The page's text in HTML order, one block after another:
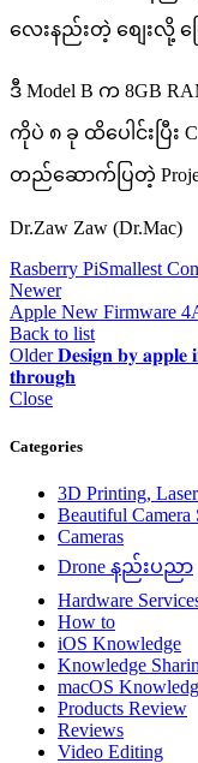
လေးနည်းတဲ့ စျေးလို့ ပ
ဒီ Model B က 8GB
ကိုပဲ ၈ ခု ထိပေါင်းပြီး
တည်ဆောက်ပြတဲ့
Dr.Zaw Zaw (Dr.Mac)
Rasberry PiSmallest
Newer
Apple New Firmware
Back to list
Older 𝐃𝐞𝐬𝐢𝐠𝐧 𝐛𝐲 𝐚𝐩𝐩𝐥𝐞
𝐭𝐡𝐫𝐨𝐮𝐠𝐡
Close
Categories
3D Printing,
Beautiful Camera
Cameras
Drone နည်းပညာ
Hardware
How to
iOS Knowledge
Knowledge
macOS
Products Review
Reviews
Video Editing